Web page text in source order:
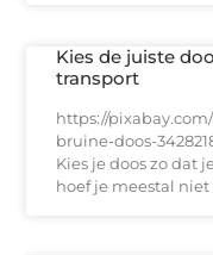
Kies de juiste
transport
https://
bruine-doos-
Kies je doos zo dat
hoef je meestal